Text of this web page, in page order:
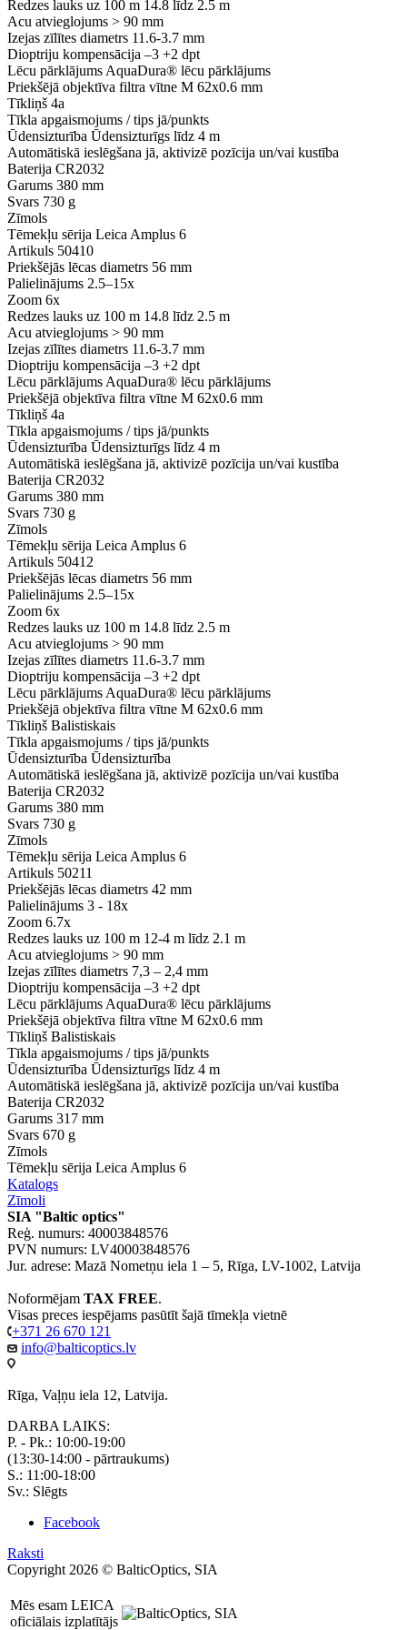
Redzes lauks uz 100 m 14.8 līdz 2.5 m
Acu atvieglojums > 90 mm
Izejas zīlītes diametrs 11.6-3.7 mm
Dioptriju kompensācija –3 +2 dpt
Lēcu pārklājums AquaDura® lēcu pārklājums
Priekšējā objektīva filtra vītne M 62x0.6 mm
Tīkliņš 4a
Tīkla apgaismojums / tips jā/punkts
Ūdensizturība Ūdensizturīgs līdz 4 m
Automātiskā ieslēgšana jā, aktivizē pozīcija un/vai kustība
Baterija CR2032
Garums 380 mm
Svars 730 g
Zīmols
Tēmekļu sērija Leica Amplus 6
Artikuls 50410
Priekšējās lēcas diametrs 56 mm
Palielinājums 2.5–15x
Zoom 6x
Redzes lauks uz 100 m 14.8 līdz 2.5 m
Acu atvieglojums > 90 mm
Izejas zīlītes diametrs 11.6-3.7 mm
Dioptriju kompensācija –3 +2 dpt
Lēcu pārklājums AquaDura® lēcu pārklājums
Priekšējā objektīva filtra vītne M 62x0.6 mm
Tīkliņš 4a
Tīkla apgaismojums / tips jā/punkts
Ūdensizturība Ūdensizturīgs līdz 4 m
Automātiskā ieslēgšana jā, aktivizē pozīcija un/vai kustība
Baterija CR2032
Garums 380 mm
Svars 730 g
Zīmols
Tēmekļu sērija Leica Amplus 6
Artikuls 50412
Priekšējās lēcas diametrs 56 mm
Palielinājums 2.5–15x
Zoom 6x
Redzes lauks uz 100 m 14.8 līdz 2.5 m
Acu atvieglojums > 90 mm
Izejas zīlītes diametrs 11.6-3.7 mm
Dioptriju kompensācija –3 +2 dpt
Lēcu pārklājums AquaDura® lēcu pārklājums
Priekšējā objektīva filtra vītne M 62x0.6 mm
Tīkliņš Balistiskais
Tīkla apgaismojums / tips jā/punkts
Ūdensizturība Ūdensizturība
Automātiskā ieslēgšana jā, aktivizē pozīcija un/vai kustība
Baterija CR2032
Garums 380 mm
Svars 730 g
Zīmols
Tēmekļu sērija Leica Amplus 6
Artikuls 50211
Priekšējās lēcas diametrs 42 mm
Palielinājums 3 - 18x
Zoom 6.7x
Redzes lauks uz 100 m 12-4 m līdz 2.1 m
Acu atvieglojums > 90 mm
Izejas zīlītes diametrs 7,3 – 2,4 mm
Dioptriju kompensācija –3 +2 dpt
Lēcu pārklājums AquaDura® lēcu pārklājums
Priekšējā objektīva filtra vītne M 62x0.6 mm
Tīkliņš Balistiskais
Tīkla apgaismojums / tips jā/punkts
Ūdensizturība Ūdensizturīgs līdz 4 m
Automātiskā ieslēgšana jā, aktivizē pozīcija un/vai kustība
Baterija CR2032
Garums 317 mm
Svars 670 g
Zīmols
Tēmekļu sērija Leica Amplus 6
Katalogs
Zīmoli
SIA "Baltic optics"
Reģ. numurs: 40003848576
PVN numurs: LV40003848576
Jur. adrese: Mazā Nometņu iela 1 – 5, Rīga, LV-1002, Latvija
Noformējam TAX FREE.
Visas preces iespējams pasūtīt šajā tīmekļa vietnē
+371 26 670 121
info@balticoptics.lv
Rīga, Vaļņu iela 12, Latvija.
DARBA LAIKS:
P. - Pk.: 10:00-19:00
(13:30-14:00 - pārtraukums)
S.: 11:00-18:00
Sv.: Slēgts
Facebook
Raksti
Copyright 2026 © BalticOptics, SIA
Mēs esam LEICA
oficiālais izplatītājs